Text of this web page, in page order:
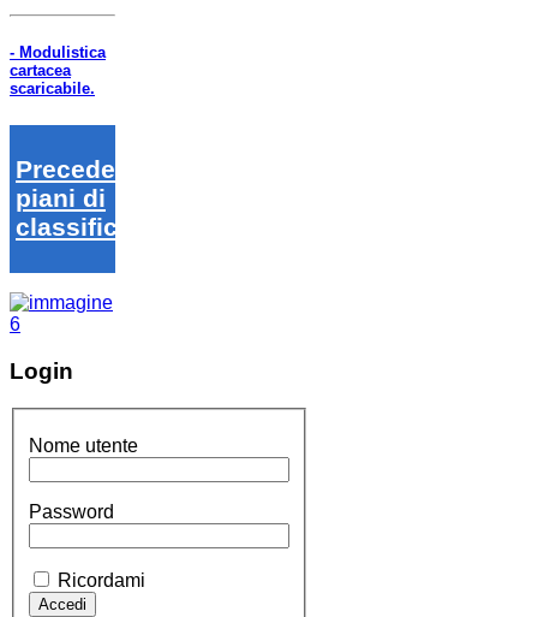
- Modulistica
cartacea
scaricabile.
Precedenti
piani di
classifica
Login
Nome utente
Password
Ricordami